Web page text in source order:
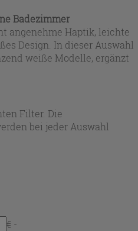
Badezimmer
angenehme Haptik, leichte
Design. In dieser Auswahl
weiße Modelle, ergänzt
ideal, wenn Sie eine klare,
als
Hingucker: Die
bis oval und halbrund,
und Einrichtungsstil
Filter. Die
bei jeder Auswahl
€ -